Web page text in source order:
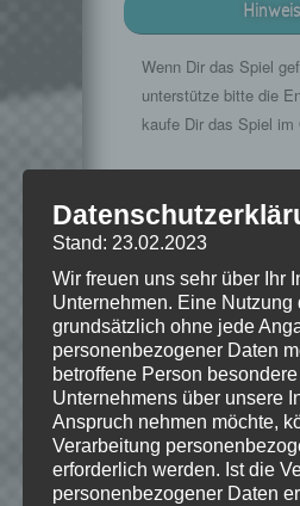
Wenn Dir das Spiel
unterstütze bitte die
kaufe Dir das Spiel im
Wie gefällt dir
Klicke hier und
eine
Schreibe einen
Deine E-Mail-Adresse
Stand: 23.02.2023
Wir freuen uns sehr über Ihr
Unternehmen. Eine Nutzung
grundsätzlich ohne jede
personenbezogener Daten
betroffene Person
Unternehmens über unsere
Anspruch nehmen möchte,
Verarbeitung
erforderlich werden. Ist die
personenbezogener Daten